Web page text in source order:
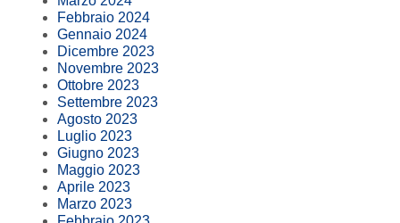
Febbraio 2024
Gennaio 2024
Dicembre 2023
Novembre 2023
Ottobre 2023
Settembre 2023
Agosto 2023
Luglio 2023
Giugno 2023
Maggio 2023
Aprile 2023
Marzo 2023